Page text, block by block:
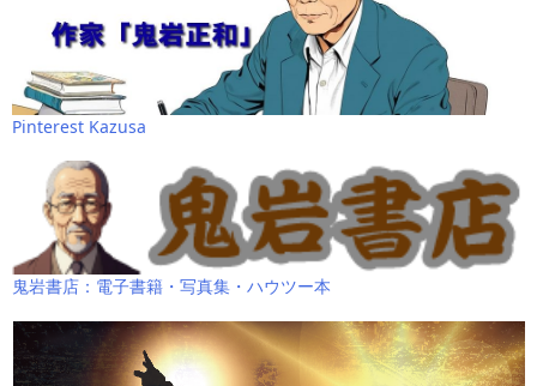
Pinterest Kazusa
鬼岩書店：電子書籍・写真集・ハウツー本